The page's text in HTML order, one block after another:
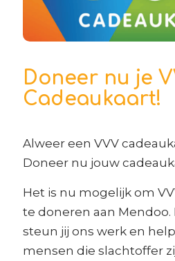
Doneer nu je
Cadeaukaart!
Alweer een VVV
Doneer nu jouw
Het is nu mogelijk om
te doneren aan
steun jij ons werk en
mensen die slachtoffer